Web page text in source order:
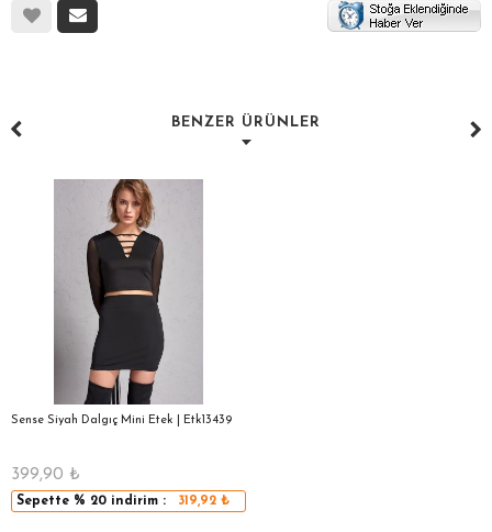
BENZER ÜRÜNLER
Sense Siyah Dalgıç Mini Etek | Etk13439
399,90 ₺
Sepette % 20 indirim : 319,92₺